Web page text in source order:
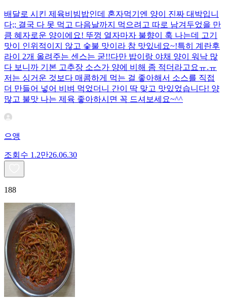
배달로 시킨 제육비빔밥인데 혼자먹기엔 양이 진짜 대박입니
다;; 결국 다 못 먹고 다음날까지 먹으려고 따로 남겨두었을 만
큼 혜자로운 양이에요! 뚜껑 열자마자 불향이 훅 나는데 고기
맛이 인위적이지 않고 숯불 맛이라 참 맛있네요~!특히 계란후
라이 2개 올려주는 센스는 굳!! ​다만 밥이랑 야채 양이 워낙 많
다 보니까 기본 고추장 소스가 양에 비해 좀 적더라고요ㅠ.ㅠ
저는 싱거운 것보다 매콤하게 먹는 걸 좋아해서 소스를 직접
더 만들어 넣어 비벼 먹었더니 간이 딱 맞고 맛있었습니다! 양
많고 불맛 나는 제육 좋아하시면 꼭 드셔보세요~^^
으앵
조회수 1.2만26.06.30
188